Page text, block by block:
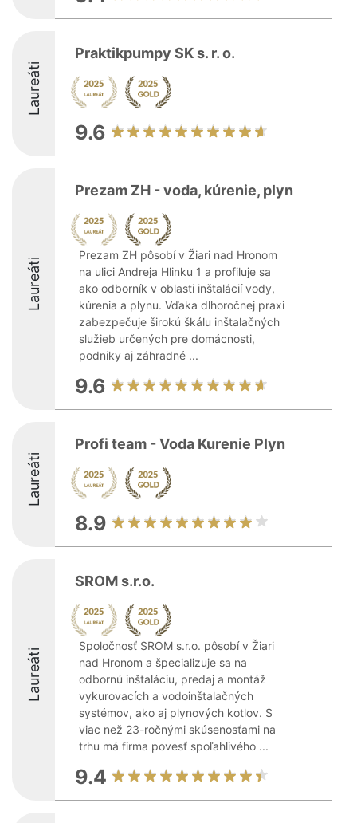
Laureáti
Praktikpumpy SK s. r. o.
9.6
Laureáti
Prezam ZH - voda, kúrenie, plyn
Prezam ZH pôsobí v Žiari nad Hronom
na ulici Andreja Hlinku 1 a profiluje sa
ako odborník v oblasti inštalácií vody,
kúrenia a plynu. Vďaka dlhoročnej praxi
zabezpečuje širokú škálu inštalačných
služieb určených pre domácnosti,
podniky aj záhradné ...
9.6
Laureáti
Profi team - Voda Kurenie Plyn
8.9
Laureáti
SROM s.r.o.
Spoločnosť SROM s.r.o. pôsobí v Žiari
nad Hronom a špecializuje sa na
odbornú inštaláciu, predaj a montáž
vykurovacích a vodoinštalačných
systémov, ako aj plynových kotlov. S
viac než 23-ročnými skúsenosťami na
trhu má firma povesť spoľahlivého ...
9.4